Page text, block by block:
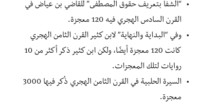
“الشفا بتعريف حقوق المصطفى” للقاضي بن عياض في
القرن السادس الهجري فيه 120 معجزة.
وفي “البداية والنهاية” لابن كثير القرن الثامن الهجري
كانت 120 معجزة أيضًا، ولكن ابن كثير ذكر أكثر من 10
روايات لتلك المعجزات.
السيرة الحلبية في القرن الثامن الهجري ذُكر فيها 3000
معجزة.